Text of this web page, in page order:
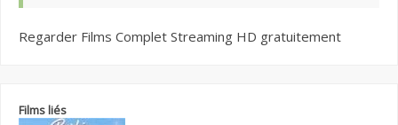
Regarder Films Complet Streaming HD gratuitement
Films liés